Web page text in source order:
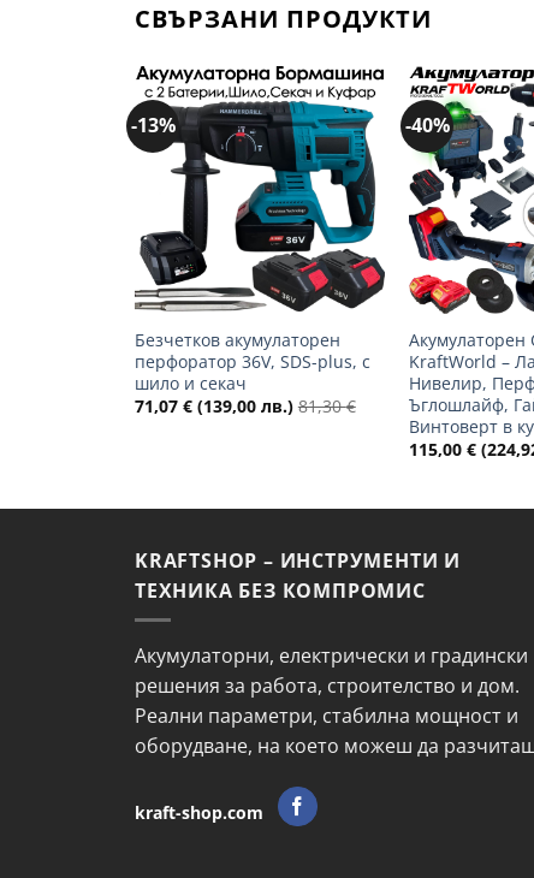
СВЪРЗАНИ ПРОДУКТИ
-13%
Добави
желани
+
Безчетков акумулаторен
перфоратор 36V, SDS-plus, с
шило и секач
71,07 € (139,00 лв.) 81,30€
-40%
+
Акумулаторен
KraftWorld –
Нивелир,
Ъглошлайф,
Винтоверт в
115,00 €
KRAFTSHOP – ИНСТРУМЕНТИ И
ТЕХНИКА БЕЗ КОМПРОМИС
Акумулаторни, електрически и градински
решения за работа, строителство и дом.
Реални параметри, стабилна мощност и
оборудване, на което можеш да
kraft-shop.com